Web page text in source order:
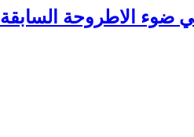
ضوء الاطروحة السابقة